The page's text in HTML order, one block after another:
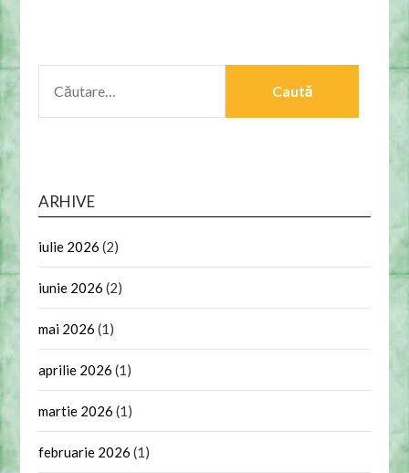
DUPĂ:
ARHIVE
iulie 2026 (2)
iunie 2026 (2)
mai 2026 (1)
aprilie 2026 (1)
martie 2026 (1)
februarie 2026 (1)